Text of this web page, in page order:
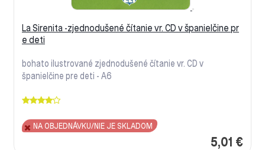
La Sirenita -zjednodušené čítanie vr. CD v španielčine pr
e deti
bohato ilustrované zjednodušené čítanie vr. CD v
španielčine pre deti - A6
5,01 €
NA OBJEDNÁVKU/NIE JE SKLADOM